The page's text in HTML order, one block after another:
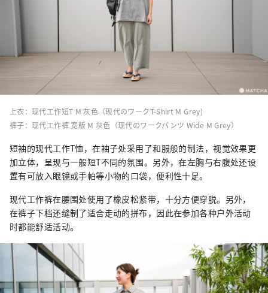
上衣：现代工作短T M 灰色（现代のワークT-Shirt M Grey)
裤子：现代工作裤 宽版 M 灰色（现代のワークパンツ Wide M Grey）
短袖的现代工作T恤，在袖子处采用了和服般的制法，视觉效果更
加立体，呈现与一般短T不同的氛围。另外，在左胸与右腹处还设
置有可放入眼镜或手帕等小物的口袋，便利性十足。
现代工作裤在腰围处使用了橡皮松紧带，十分方便穿脱。另外，
在裤子下档还缝制了适合走动的拼布，因此在参加各种户外活动
时都能舒适活动。